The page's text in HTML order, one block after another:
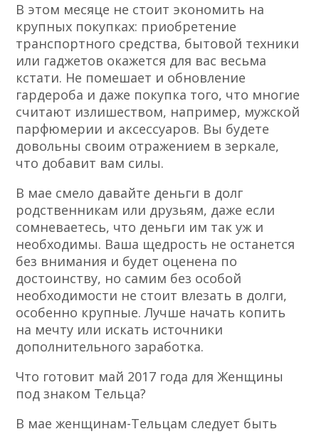
В этом месяце не стоит экономить на
крупных покупках: приобретение
транспортного средства, бытовой техники
или гаджетов окажется для вас весьма
кстати. Не помешает и обновление
гардероба и даже покупка того, что многие
считают излишеством, например, мужской
парфюмерии и аксессуаров. Вы будете
довольны своим отражением в зеркале,
что добавит вам силы.
В мае смело давайте деньги в долг
родственникам или друзьям, даже если
сомневаетесь, что деньги им так уж и
необходимы. Ваша щедрость не останется
без внимания и будет оценена по
достоинству, но самим без особой
необходимости не стоит влезать в долги,
особенно крупные. Лучше начать копить
на мечту или искать источники
дополнительного заработка.
Что готовит май 2017 года для Женщины
под знаком Тельца?
В мае женщинам-Тельцам следует быть